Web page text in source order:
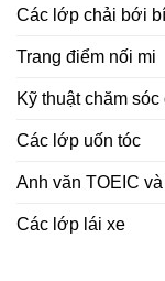
Các lớp chải bới
Trang điểm nối mi
Kỹ thuật chăm sóc
Các lớp uốn tóc
Anh văn TOEIC
Các lớp lái xe